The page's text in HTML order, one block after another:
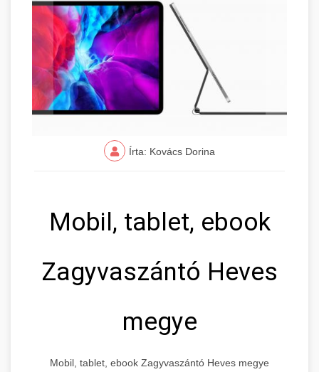
Írta: Kovács Dorina
Mobil, tablet, ebook
Zagyvaszántó Heves
megye
Mobil, tablet, ebook Zagyvaszántó Heves megye